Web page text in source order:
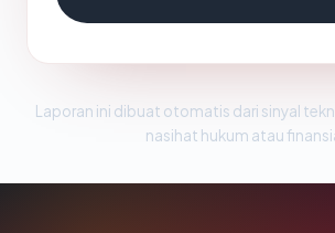
Laporan ini dibuat otomatis dari sinyal
nasihat hukum atau